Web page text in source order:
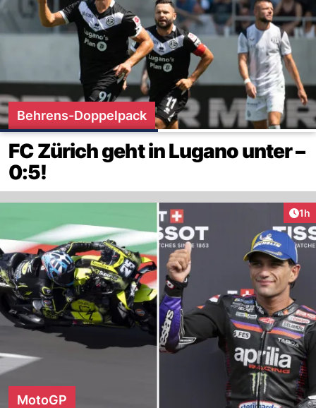
Behrens-Doppelpack
FC Zürich geht in Lugano unter –
0:5!
1h
MotoGP